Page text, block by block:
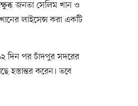
জনতা সেলিম খান ও
লাইসেন্স করা একটি
দিন পর চাঁদপুর সদরের
হস্তান্তর করেন। তবে